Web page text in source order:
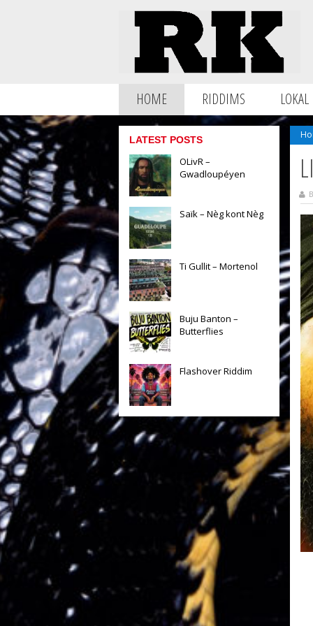
HOME RIDDIMS LOKAL
LATEST POSTS
OLivR –
Gwadloupéyen
Saïk – Nèg kont Nèg
Ti Gullit – Mortenol
Buju Banton –
Butterflies
Flashover Riddim